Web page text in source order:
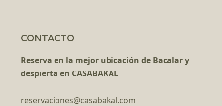
CONTACTO
Reserva en la mejor ubicación de Bacalar y
despierta en CASABAKAL
reservaciones@casabakal.com